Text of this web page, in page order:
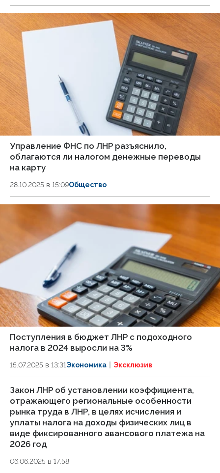
Управление ФНС по ЛНР разъяснило,
облагаются ли налогом денежные переводы
на карту
28.10.2025 в 15:09Общество
Поступления в бюджет ЛНР с подоходного
налога в 2024 выросли на 3%
15.07.2025 в 13:31Экономика Эксклюзив
Закон ЛНР об установлении коэффициента,
отражающего региональные особенности
рынка труда в ЛНР, в целях исчисления и
уплаты налога на доходы физических лиц в
виде фиксированного авансового платежа на
2026 год
06.06.2025 в 17:58